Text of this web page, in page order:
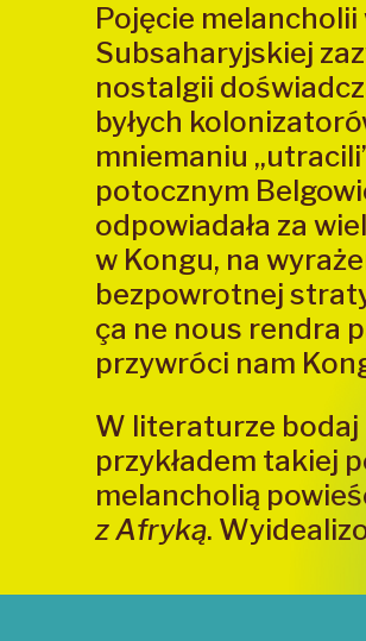
Pojęcie
Subsaharyjskiej
nostalgii
byłych
mniemaniu
potocznym
odpowiadała za
w Kongu, na
bezpowrotnej
ça ne nous rendra
przywróci nam
W literaturze bodaj
przykładem takiej
melancholią
z Afryką.